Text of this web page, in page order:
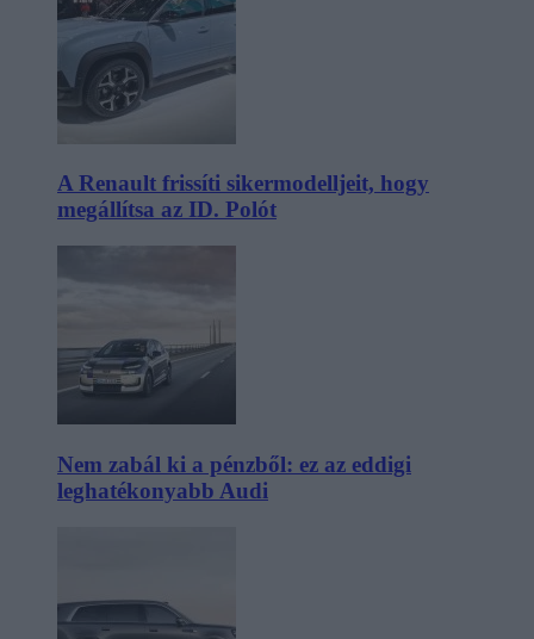
A Renault frissíti sikermodelljeit, hogy
megállítsa az ID. Polót
Nem zabál ki a pénzből: ez az eddigi
leghatékonyabb Audi